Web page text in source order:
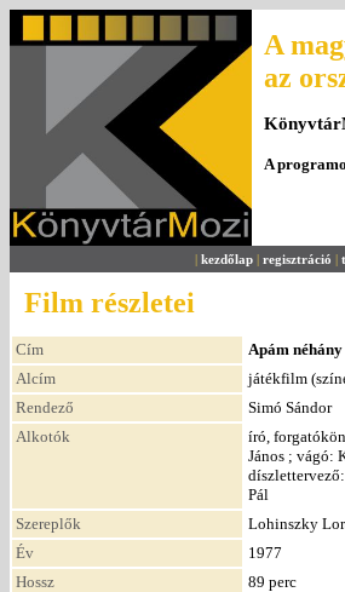
A
az
A
| kezdőlap | regisztráció |
Film részletei
Cím
Apám
Alcím
játékfilm
Rendező
Simó Sándor
Alkotók
író,
János ; vágó:
Pál
Szereplők
Lohinszky
Év
1977
Hossz
89 perc